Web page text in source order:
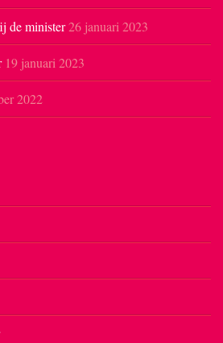
de minister26 januari 2023
19 januari 2023
2022